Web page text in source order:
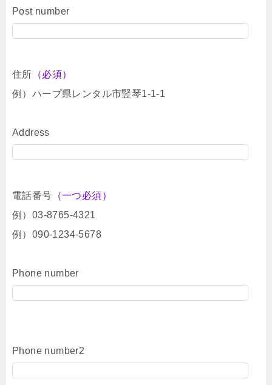
Post number
住所 （必須）
例）ハープ県レンタル市竪琴1-1-1
Address
電話番号 （一つ必須）
例）03-8765-4321
例）090-1234-5678
Phone number
Phone number2